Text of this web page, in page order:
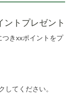
ントプレゼント
つきxxポイントをプ
してください。